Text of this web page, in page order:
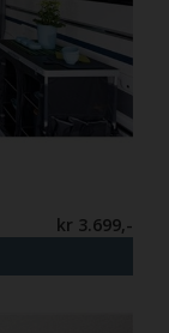
kr 3.699,-